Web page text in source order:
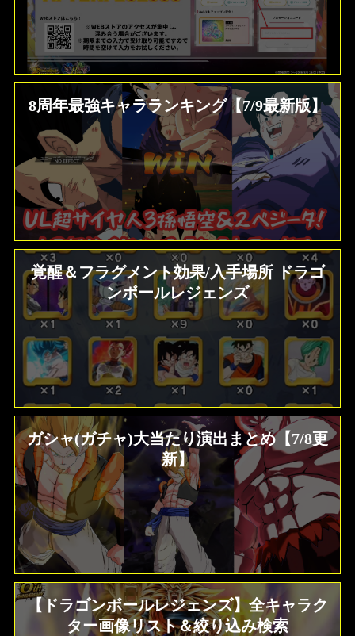
8周年最強キャラランキング【7/9最新版】
覚醒＆フラグメント効果/入手場所 ドラゴ
ンボールレジェンズ
ガシャ(ガチャ)大当たり演出まとめ【7/8更
新】
【ドラゴンボールレジェンズ】全キャラク
ター画像リスト＆絞り込み検索